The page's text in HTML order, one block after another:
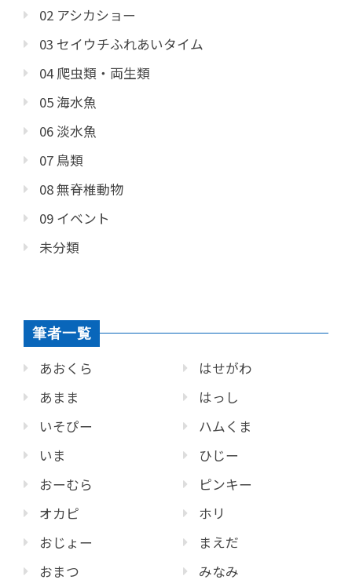
02 アシカショー
03 セイウチふれあいタイム
04 爬虫類・両生類
05 海水魚
06 淡水魚
07 鳥類
08 無脊椎動物
09 イベント
未分類
筆者一覧
あおくら
あまま
いそぴー
いま
おーむら
オカピ
おじょー
おまつ
はせがわ
はっし
ハムくま
ひじー
ピンキー
ホリ
まえだ
みなみ